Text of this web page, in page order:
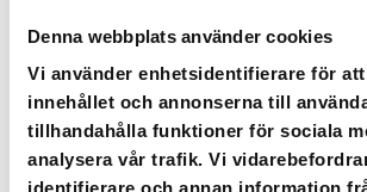
Denna webbplats använder cookies
Vi använder enhetsidentifierare för
innehållet och annonserna till
tillhandahålla funktioner för sociala
analysera vår trafik. Vi
Dessutom garanterar den robusta konstruktionen
underhållskostnader.
FRAMTIDENS TRUCKHANTERING MED LITIUM
Lång driftstid och snabb laddning tack vare